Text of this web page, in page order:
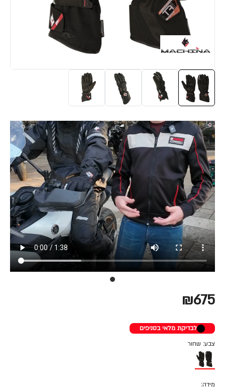
₪675
לבדיקת מלאי בסניפים
צבע: שחור
מידה: